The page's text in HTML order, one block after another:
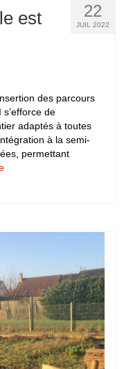
22
JUIL 2022
est
des parcours
de
adaptés à toutes
à la semi-
permettant